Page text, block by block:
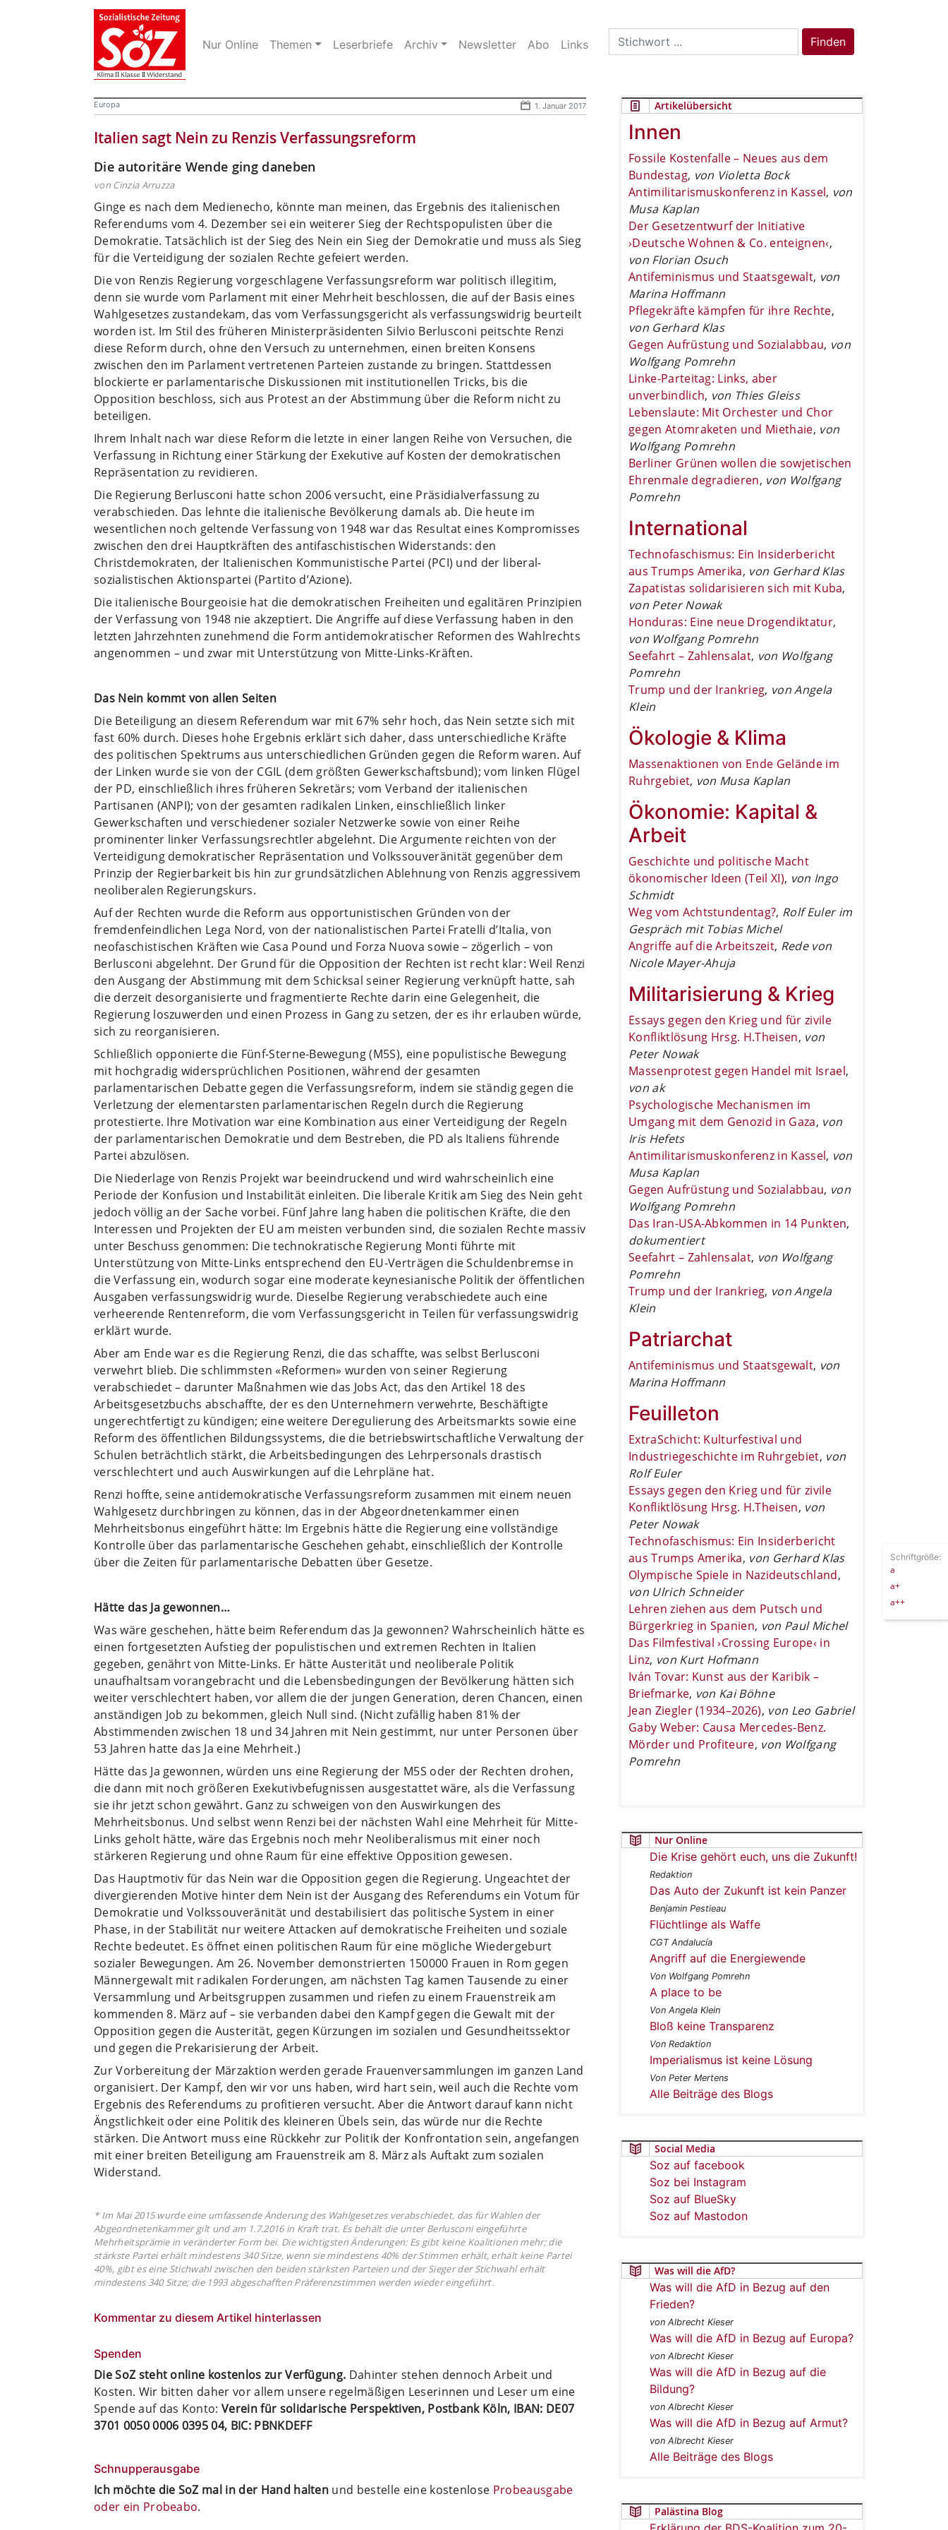
Nur Online Themen Leserbriefe Archiv Newsletter Abo Links
Search
for:
Finden
Europa 1. Januar 2017
Italien sagt Nein zu Renzis Verfassungsreform
Die autoritäre Wende ging daneben
von Cinzia Arruzza
Ginge es nach dem Medienecho, könnte man meinen, das Ergebnis des italienischen
Referendums vom 4. Dezember sei ein weiterer Sieg der Rechtspopulisten über die
Demokratie. Tatsächlich ist der Sieg des Nein ein Sieg der Demokratie und muss als Sieg
für die Verteidigung der sozialen Rechte gefeiert werden.
Die von Renzis Regierung vorgeschlagene Verfassungsreform war politisch illegitim,
denn sie wurde vom Parlament mit einer Mehrheit beschlossen, die auf der Basis eines
Wahlgesetzes zustandekam, das vom Verfassungsgericht als verfassungswidrig beurteilt
worden ist. Im Stil des früheren Ministerpräsidenten Silvio Berlusconi peitschte Renzi
diese Reform durch, ohne den Versuch zu unternehmen, einen breiten Konsens
zwischen den im Parlament vertretenen Parteien zustande zu bringen. Stattdessen
blockierte er parlamentarische Diskussionen mit institutionellen Tricks, bis die
Opposition beschloss, sich aus Protest an der Abstimmung über die Reform nicht zu
beteiligen.
Ihrem Inhalt nach war diese Reform die letzte in einer langen Reihe von Versuchen, die
Verfassung in Richtung einer Stärkung der Exekutive auf Kosten der demokratischen
Repräsentation zu revidieren.
Die Regierung Berlusconi hatte schon 2006 versucht, eine Präsidialverfassung zu
verabschieden. Das lehnte die italienische Bevölkerung damals ab. Die heute im
wesentlichen noch geltende Verfassung von 1948 war das Resultat eines Kompromisses
zwischen den drei Hauptkräften des antifaschistischen Widerstands: den
Christdemokraten, der Italienischen Kommunistische Partei (PCI) und der liberal-
sozialistischen Aktionspartei (Partito d’Azione).
Die italienische Bourgeoisie hat die demokratischen Freiheiten und egalitären Prinzipien
der Verfassung von 1948 nie akzeptiert. Die Angriffe auf diese Verfassung haben in den
letzten Jahrzehnten zunehmend die Form antidemokratischer Reformen des Wahlrechts
angenommen – und zwar mit Unterstützung von Mitte-Links-Kräften.
Das Nein kommt von ­allen Seiten
Die Beteiligung an diesem Referendum war mit 67% sehr hoch, das Nein setzte sich mit
fast 60% durch. Dieses hohe Ergebnis erklärt sich daher, dass unterschiedliche Kräfte
des politischen Spektrums aus unterschiedlichen Gründen gegen die Reform waren. Auf
der Linken wurde sie von der CGIL (dem größten Gewerkschaftsbund); vom linken Flügel
der PD, einschließlich ihres früheren Sekretärs; vom Verband der italienischen
Partisanen (ANPI); von der gesamten radikalen Linken, einschließlich linker
Gewerkschaften und verschiedener sozialer Netzwerke sowie von einer Reihe
prominenter linker Verfassungsrechtler abgelehnt. Die Argumente reichten von der
Verteidigung demokratischer Repräsentation und Volkssouveränität gegenüber dem
Prinzip der Regierbarkeit bis hin zur grundsätzlichen Ablehnung von Renzis aggressivem
neoliberalen Regierungskurs.
Auf der Rechten wurde die Reform aus opportunistischen Gründen von der
fremdenfeindlichen Lega Nord, von der nationalistischen Partei Fratelli d’Italia, von
neofaschistischen Kräften wie Casa Pound und Forza Nuova sowie – zögerlich – von
Berlusconi abgelehnt. Der Grund für die Opposition der Rechten ist recht klar: Weil Renzi
den Ausgang der Abstimmung mit dem Schicksal seiner Regierung verknüpft hatte, sah
die derzeit desorganisierte und fragmentierte Rechte darin eine Gelegenheit, die
Regierung loszuwerden und einen Prozess in Gang zu setzen, der es ihr erlauben würde,
sich zu reorganisieren.
Schließlich opponierte die Fünf-Sterne-Bewegung (M5S), eine populistische Bewegung
mit hochgradig widersprüchlichen Positionen, während der gesamten
parlamentarischen Debatte gegen die Verfassungsreform, indem sie ständig gegen die
Verletzung der elementarsten parlamentarischen Regeln durch die Regierung
protestierte. Ihre Motivation war eine Kombination aus einer Verteidigung der Regeln
der parlamentarischen Demokratie und dem Bestreben, die PD als Italiens führende
Partei abzulösen.
Die Niederlage von Renzis Projekt war beeindruckend und wird wahrscheinlich eine
Periode der Konfusion und Instabilität einleiten. Die liberale Kritik am Sieg des Nein geht
jedoch völlig an der Sache vorbei. Fünf Jahre lang haben die politischen Kräfte, die den
Interessen und Projekten der EU am meisten verbunden sind, die sozialen Rechte massiv
unter Beschuss genommen: Die technokratische Regierung Monti führte mit
Unterstützung von Mitte-Links entsprechend den EU-Verträgen die Schuldenbremse in
die Verfassung ein, wodurch sogar eine moderate keynesianische Politik der öffentlichen
Ausgaben verfassungswidrig wurde. Dieselbe Regierung verabschiedete auch eine
verheerende Rentenreform, die vom Verfassungsgericht in Teilen für verfassungswidrig
erklärt wurde.
Aber am Ende war es die Regierung Renzi, die das schaffte, was selbst Berlusconi
verwehrt blieb. Die schlimmsten «Reformen» wurden von seiner Regierung
verabschiedet – darunter Maßnahmen wie das Jobs Act, das den Artikel 18 des
Arbeitsgesetzbuchs abschaffte, der es den Unternehmern verwehrte, Beschäftigte
ungerechtfertigt zu kündigen; eine weitere Deregulierung des Arbeitsmarkts sowie eine
Reform des öffentlichen Bildungssystems, die die betriebswirtschaftliche Verwaltung der
Schulen beträchtlich stärkt, die Arbeitsbedingungen des Lehrpersonals drastisch
verschlechtert und auch Auswirkungen auf die Lehrpläne hat.
Renzi hoffte, seine antidemokratische Verfassungsreform zusammen mit einem neuen
Wahlgesetz durchbringen zu können, das in der Abgeordnetenkammer einen
Mehrheitsbonus eingeführt hätte: Im Ergebnis hätte die Regierung eine vollständige
Kontrolle über das parlamentarische Geschehen gehabt, einschließlich der Kontrolle
über die Zeiten für parlamentarische Debatten über Gesetze.
Hätte das Ja gewonnen…
Was wäre geschehen, hätte beim Referendum das Ja gewonnen? Wahrscheinlich hätte es
einen fortgesetzten Aufstieg der populistischen und extremen Rechten in Italien
gegeben, genährt von Mitte-Links. Er hätte Austerität und neoliberale Politik
unaufhaltsam vorangebracht und die Lebensbedingungen der Bevölkerung hätten sich
weiter verschlechtert haben, vor allem die der jungen Generation, deren Chancen, einen
anständigen Job zu bekommen, gleich Null sind. (Nicht zufällig haben 81% der
Abstimmenden zwischen 18 und 34 Jahren mit Nein gestimmt, nur unter Personen über
53 Jahren hatte das Ja eine Mehrheit.)
Hätte das Ja gewonnen, würden uns eine Regierung der M5S oder der Rechten drohen,
die dann mit noch größeren Exekutivbefugnissen ausgestattet wäre, als die Verfassung
sie ihr jetzt schon gewährt. Ganz zu schweigen von den Auswirkungen des
Mehrheitsbonus. Und selbst wenn Renzi bei der nächsten Wahl eine Mehrheit für Mitte-
Links geholt hätte, wäre das Ergebnis noch mehr Neoliberalismus mit einer noch
stärkeren Regierung und ohne Raum für eine effektive Opposition gewesen.
Das Hauptmotiv für das Nein war die Opposition gegen die Regierung. Ungeachtet der
divergierenden Motive hinter dem Nein ist der Ausgang des Referendums ein Votum für
Demokratie und Volkssouveränität und destabilisiert das politische System in einer
Phase, in der Stabilität nur weitere Attacken auf demokratische Freiheiten und soziale
Rechte bedeutet. Es öffnet einen politischen Raum für eine mögliche Wiedergeburt
sozialer Bewegungen. Am 26. November demonstrierten 150000 Frauen in Rom gegen
Männergewalt mit radikalen Forderungen, am nächsten Tag kamen Tausende zu einer
Versammlung und Arbeitsgruppen zusammen und riefen zu einem Frauenstreik am
kommenden 8. März auf – sie verbanden dabei den Kampf gegen die Gewalt mit der
Opposition gegen die Austerität, gegen Kürzungen im sozialen und Gesundheitssektor
und gegen die Prekarisierung der Arbeit.
Zur Vorbereitung der Märzaktion werden gerade Frauenversammlungen im ganzen Land
organisiert. Der Kampf, den wir vor uns haben, wird hart sein, weil auch die Rechte vom
Ergebnis des Referendums zu profitieren versucht. Aber die Antwort darauf kann nicht
Ängstlichkeit oder eine Politik des kleineren Übels sein, das würde nur die Rechte
stärken. Die Antwort muss eine Rückkehr zur Politik der Konfrontation sein, angefangen
mit einer breiten Beteiligung am Frauenstreik am 8. März als Auftakt zum sozialen
Widerstand.
* Im Mai 2015 wurde eine umfassende Änderung des Wahlgesetzes verabschiedet, das für Wahlen der
Abgeordnetenkammer gilt und am 1.7.2016 in Kraft trat. Es behält die unter Berlusconi eingeführte
Mehrheitsprämie in veränderter Form bei. Die wichtigsten Änderungen: Es gibt keine Koalitionen mehr; die
stärkste Partei erhält mindestens 340 Sitze, wenn sie mindestens 40% der Stimmen erhält, erhält keine Partei
40%, gibt es eine Stichwahl zwischen den beiden stärksten Parteien und der Sieger der Stichwahl erhält
mindestens 340 Sitze; die 1993 abgeschafften Präferenzstimmen werden wieder eingeführt.
Kommentar zu diesem Artikel hinterlassen
Spenden
Die SoZ steht online kostenlos zur Verfügung. Dahinter stehen dennoch Arbeit und
Kosten. Wir bitten daher vor allem unsere regelmäßigen Leserinnen und Leser um eine
Spende auf das Konto:Verein für solidarische Perspektiven, Postbank Köln, IBAN: DE07
3701 0050 0006 0395 04, BIC: PBNKDEFF
Schnupperausgabe
Ich möchte die SoZ mal in der Hand halten und bestelle eine kostenlose Probeausgabe
oder ein Probeabo.
Artikelübersicht
Innen
Fossile Kostenfalle – Neues aus dem
Bundestag, von Violetta Bock
Antimilitarismuskonferenz in Kassel, von
Musa Kaplan
Der Gesetzentwurf der Initiative
›Deutsche Wohnen & Co. enteignen‹,
von Florian Osuch
Antifeminismus und Staatsgewalt, von
Marina Hoffmann
Pflegekräfte kämpfen für ihre Rechte,
von Gerhard Klas
Gegen Aufrüstung und Sozialabbau, von
Wolfgang Pomrehn
Linke-Parteitag: Links, aber
unverbindlich, von Thies Gleiss
Lebenslaute: Mit Orchester und Chor
gegen Atomraketen und Miethaie, von
Wolfgang Pomrehn
Berliner Grünen wollen die sowjetischen
Ehrenmale degradieren, von Wolfgang
Pomrehn
International
Technofaschismus: Ein Insiderbericht
aus Trumps Amerika, von Gerhard Klas
Zapatistas solidarisieren sich mit Kuba,
von Peter Nowak
Honduras: Eine neue Drogendiktatur,
von Wolfgang Pomrehn
Seefahrt – Zahlensalat, von Wolfgang
Pomrehn
Trump und der Irankrieg, von Angela
Klein
Ökologie & Klima
Massenaktionen von Ende Gelände im
Ruhrgebiet, von Musa Kaplan
Ökonomie: Kapital &
Arbeit
Geschichte und politische Macht
ökonomischer Ideen (Teil XI), von Ingo
Schmidt
Weg vom Achtstundentag?, Rolf Euler im
Gespräch mit Tobias Michel
Angriffe auf die Arbeitszeit, Rede von
Nicole Mayer-Ahuja
Militarisierung & Krieg
Essays gegen den Krieg und für zivile
Konfliktlösung Hrsg. H.Theisen, von
Peter Nowak
Massenprotest gegen Handel mit Israel,
von ak
Psychologische Mechanismen im
Umgang mit dem Genozid in Gaza, von
Iris Hefets
Antimilitarismuskonferenz in Kassel, von
Musa Kaplan
Gegen Aufrüstung und Sozialabbau, von
Wolfgang Pomrehn
Das Iran-USA-Abkommen in 14 Punkten,
dokumentiert
Seefahrt – Zahlensalat, von Wolfgang
Pomrehn
Trump und der Irankrieg, von Angela
Klein
Patriarchat
Antifeminismus und Staatsgewalt, von
Marina Hoffmann
Feuilleton
ExtraSchicht: Kulturfestival und
Industriegeschichte im Ruhrgebiet, von
Rolf Euler
Essays gegen den Krieg und für zivile
Konfliktlösung Hrsg. H.Theisen, von
Peter Nowak
Technofaschismus: Ein Insiderbericht
aus Trumps Amerika, von Gerhard Klas
Olympische Spiele in Nazideutschland,
von Ulrich Schneider
Lehren ziehen aus dem Putsch und
Bürgerkrieg in Spanien, von Paul Michel
Das Filmfestival ›Crossing Europe‹ in
Linz, von Kurt Hofmann
Iván Tovar: Kunst aus der Karibik –
Briefmarke, von Kai Böhne
Jean Ziegler (1934–2026), von Leo Gabriel
Gaby Weber: Causa Mercedes-Benz.
Mörder und Profiteure, von Wolfgang
Pomrehn
Nur Online
Die Krise gehört euch, uns die Zukunft!
Redaktion
Das Auto der Zukunft ist kein Panzer
Benjamin Pestieau
Flüchtlinge als Waffe
CGT Andalucía
Angriff auf die Energiewende
Von Wolfgang Pomrehn
A place to be
Von Angela Klein
Bloß keine Transparenz
Von Redaktion
Imperialismus ist keine Lösung
Von Peter Mertens
Alle Beiträge des Blogs
Social Media
Soz auf facebook
Soz bei Instagram
Soz auf BlueSky
Soz auf Mastodon
Was will die AfD?
Was will die AfD in Bezug auf den
Frieden?
von Albrecht Kieser
Was will die AfD in Bezug auf Europa?
von Albrecht Kieser
Was will die AfD in Bezug auf die
Bildung?
von Albrecht Kieser
Was will die AfD in Bezug auf Armut?
von Albrecht Kieser
Alle Beiträge des Blogs
Palästina Blog
Schriftgröße:
a
a+
a++